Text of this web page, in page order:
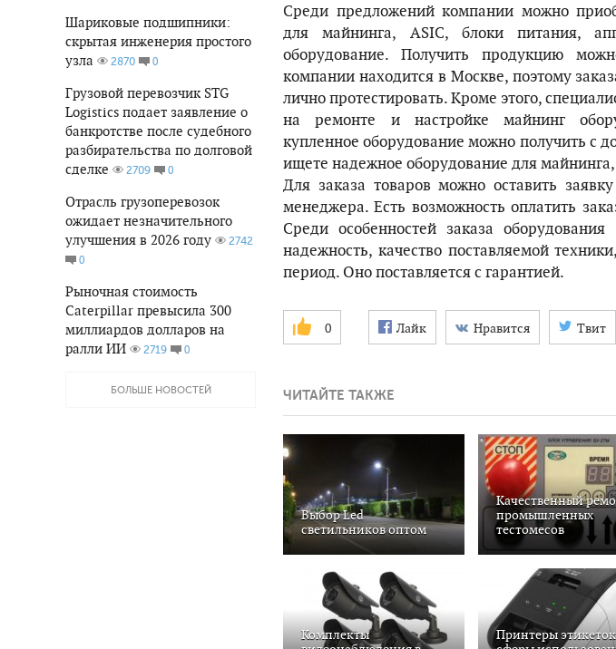
Шариковые подшипники:
скрытая инженерия простого
узла
2870 0
Грузовой перевозчик STG
Logistics подает заявление о
банкротстве после судебного
разбирательства по долговой
сделке
2709 0
Отрасль грузоперевозок
ожидает незначительного
улучшения в 2026 году
2742
0
Рыночная стоимость
Caterpillar превысила 300
миллиардов долларов на
ралли ИИ
2719 0
БОЛЬШЕ НОВОСТЕЙ
Среди предложений компании можно
для майнинга, ASIC, блоки питания,
оборудование. Получить продукцию
компании находится в Москве, поэтому
лично протестировать. Кроме этого,
на ремонте и настройке майнинг
купленное оборудование можно получить с
ищете надежное оборудование для
Для заказа товаров можно оставить
менеджера. Есть возможность оплатить
Среди особенностей заказа
надежность, качество поставляемой
период. Оно поставляется с гарантией.
0 Лайк Нравится Твит
ЧИТАЙТЕ ТАКЖЕ
Выбор Led
светильников оптом
Качественный
промышленных
тестомесов
Комплекты
Принтеры